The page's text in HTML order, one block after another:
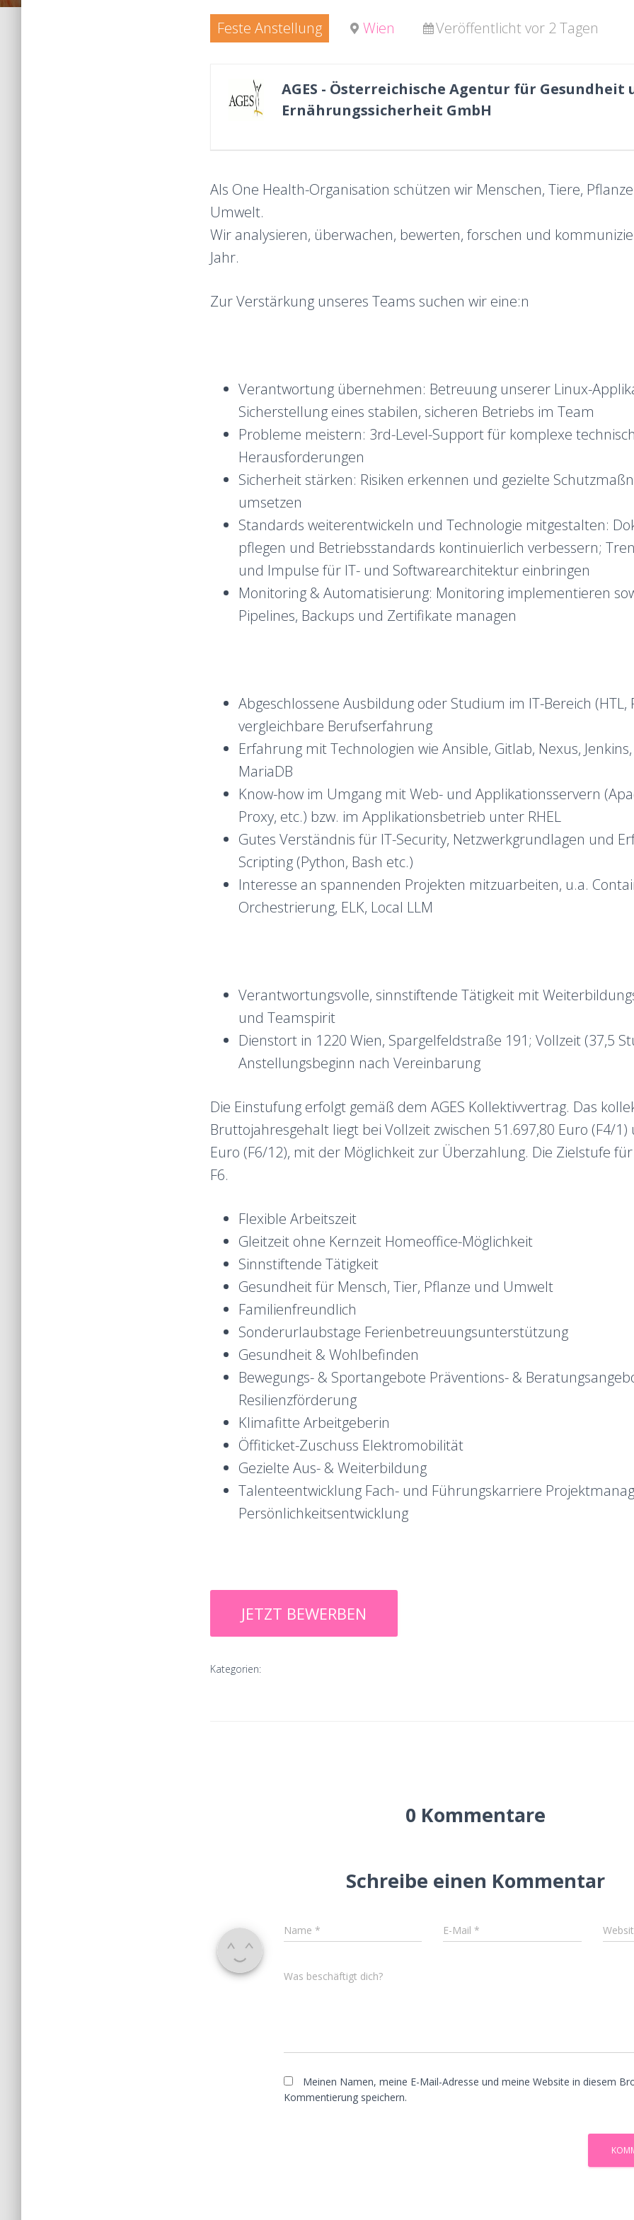
Feste Anstellung Wien Veröffentlicht vor 2 Tagen
AGES - Österreichische Agentur für Gesundheit
Ernährungssicherheit GmbH
Als One Health-Organisation schützen wir Menschen, Tiere,
Umwelt.
Wir analysieren, überwachen, bewerten, forschen und
Jahr.
Zur Verstärkung unseres Teams suchen wir eine:n
Verantwortung übernehmen: Betreuung unserer Linux-
Sicherstellung eines stabilen, sicheren Betriebs im Team
Probleme meistern: 3rd-Level-Support für komplexe
Herausforderungen
Sicherheit stärken: Risiken erkennen und gezielte
umsetzen
Standards weiterentwickeln und Technologie mitgestalten:
pflegen und Betriebsstandards kontinuierlich verbessern;
und Impulse für IT- und Softwarearchitektur einbringen
Monitoring & Automatisierung: Monitoring implementieren
Pipelines, Backups und Zertifikate managen
Abgeschlossene Ausbildung oder Studium im IT-Bereich (HTL,
vergleichbare Berufserfahrung
Erfahrung mit Technologien wie Ansible, Gitlab, Nexus,
MariaDB
Know-how im Umgang mit Web- und Applikationsservern
Proxy, etc.) bzw. im Applikationsbetrieb unter RHEL
Gutes Verständnis für IT-Security, Netzwerkgrundlagen und
Scripting (Python, Bash etc.)
Interesse an spannenden Projekten mitzuarbeiten, u.a.
Orchestrierung, ELK, Local LLM
Verantwortungsvolle, sinnstiftende Tätigkeit mit
und Teamspirit
Dienstort in 1220 Wien, Spargelfeldstraße 191; Vollzeit (37,5
Anstellungsbeginn nach Vereinbarung
Die Einstufung erfolgt gemäß dem AGES Kollektivvertrag. Das
Bruttojahresgehalt liegt bei Vollzeit zwischen 51.697,80 Euro (F4/1)
Euro (F6/12), mit der Möglichkeit zur Überzahlung. Die Zielstufe
F6.
Flexible Arbeitszeit
Gleitzeit ohne Kernzeit Homeoffice-Möglichkeit
Sinnstiftende Tätigkeit
Gesundheit für Mensch, Tier, Pflanze und Umwelt
Familienfreundlich
Sonderurlaubstage Ferienbetreuungsunterstützung
Gesundheit & Wohlbefinden
Bewegungs- & Sportangebote Präventions- &
Resilienzförderung
Klimafitte Arbeitgeberin
Öffiticket-Zuschuss Elektromobilität
Gezielte Aus- & Weiterbildung
Talenteentwicklung Fach- und Führungskarriere
Persönlichkeitsentwicklung
Kategorien:
0 Kommentare
Schreibe einen Kommentar
Name * E-Mail *
Was beschäftigt dich?
Meinen Namen, meine E-Mail-Adresse und meine Website in diesem
Kommentierung speichern.